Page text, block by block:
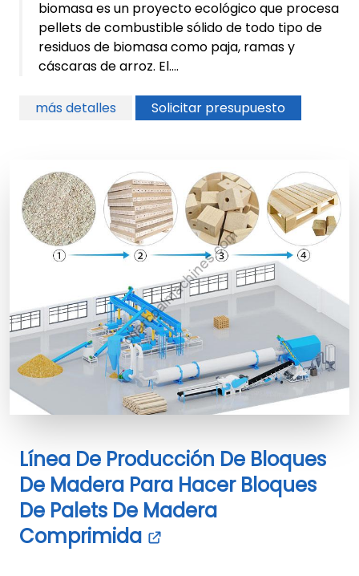
biomasa es un proyecto ecológico que procesa
pellets de combustible sólido de todo tipo de
residuos de biomasa como paja, ramas y
cáscaras de arroz. El....
más detalles Solicitar presupuesto
Línea De Producción De Bloques
De Madera Para Hacer Bloques
De Palets De Madera
Comprimida